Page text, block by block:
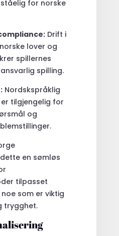
for norske
Drift i
lover og
spillernes
spilling.
Nordskspråklig
tilgjengelig for
og
en sømløs
tilpasset
som er viktig
trygghet.